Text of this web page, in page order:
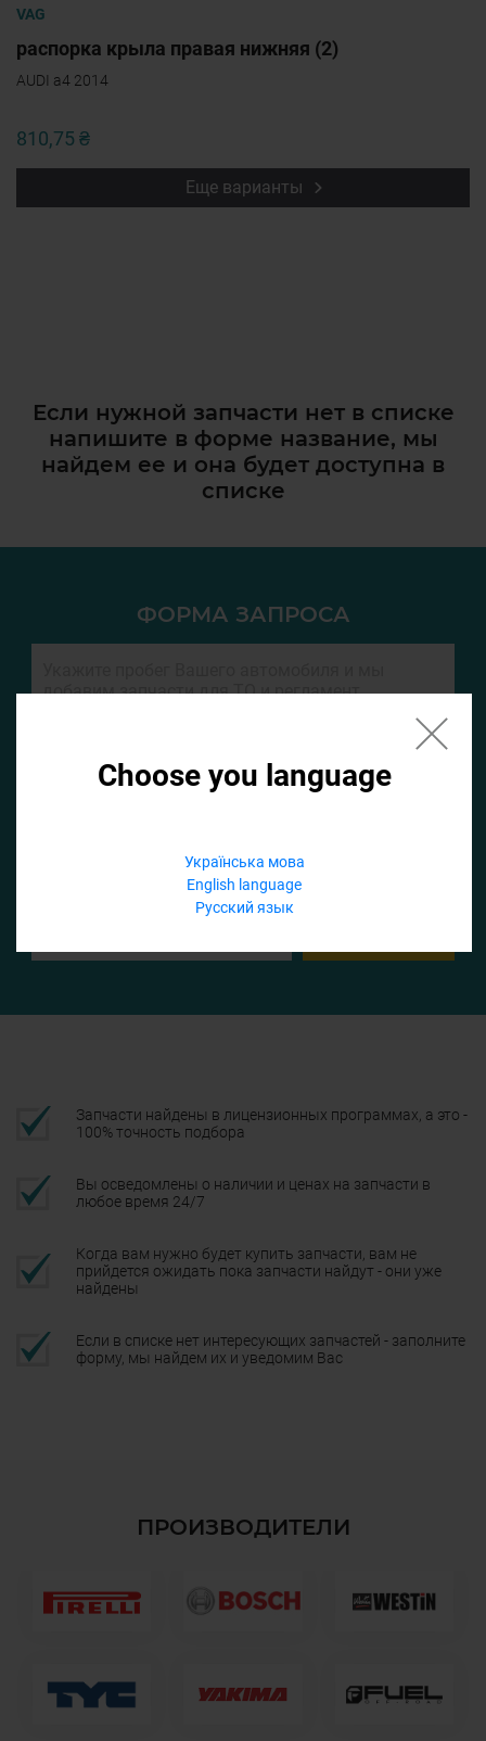
Choose you language
Українська мова
English language
Русский язык
VAG
распорка крыла правая нижняя (2)
AUDI a4 2014
810,75 ₴
Еще варианты
Если нужной запчасти нет в списке
напишите в форме название, мы
найдем ее и она будет доступна в
списке
ФОРМА ЗАПРОСА
Запчасти найдены в лицензионных программах, а это -
100% точность подбора
Вы осведомлены о наличии и ценах на запчасти в
любое время 24/7
Когда вам нужно будет купить запчасти, вам не
прийдется ожидать пока запчасти найдут - они уже
найдены
Если в списке нет интересующих запчастей - заполните
форму, мы найдем их и уведомим Вас
ПРОИЗВОДИТЕЛИ